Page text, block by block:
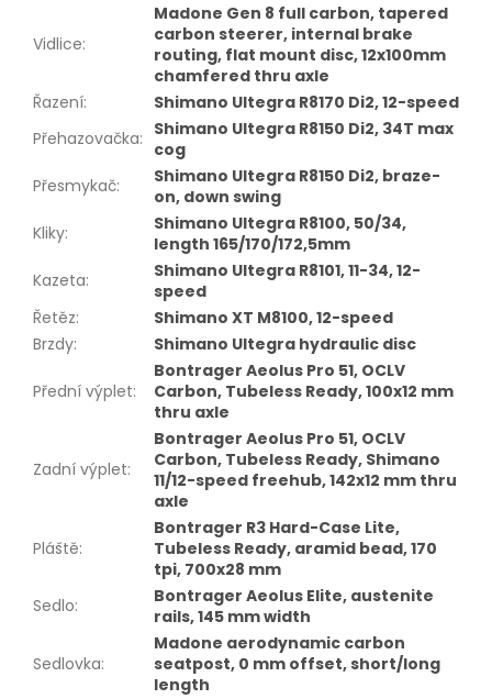
Vidlice:
Madone Gen 8 full carbon, tapered
carbon steerer, internal brake
routing, flat mount disc, 12x100mm
chamfered thru axle
Řazení:
Shimano Ultegra R8170 Di2, 12-speed
Přehazovačka: Shimano Ultegra R8150 Di2, 34T max
cog
Přesmykač:
Shimano Ultegra R8150 Di2, braze-
on, down swing
Kliky:
Shimano Ultegra R8100, 50/34,
length 165/170/172,5mm
Kazeta:
Shimano Ultegra R8101, 11-34, 12-
speed
Řetěz:
Shimano XT M8100, 12-speed
Brzdy: Shimano Ultegra hydraulic disc
Přední výplet:
Bontrager Aeolus Pro 51, OCLV
Carbon, Tubeless Ready, 100x12 mm
thru axle
Zadní výplet:
Bontrager Aeolus Pro 51, OCLV
Carbon, Tubeless Ready, Shimano
11/12-speed freehub, 142x12 mm thru
axle
Pláště:
Bontrager R3 Hard-Case Lite,
Tubeless Ready, aramid bead, 170
tpi, 700x28 mm
Sedlo:
Bontrager Aeolus Elite, austenite
rails, 145 mm width
Sedlovka:
Madone aerodynamic carbon
seatpost, 0 mm offset, short/long
length